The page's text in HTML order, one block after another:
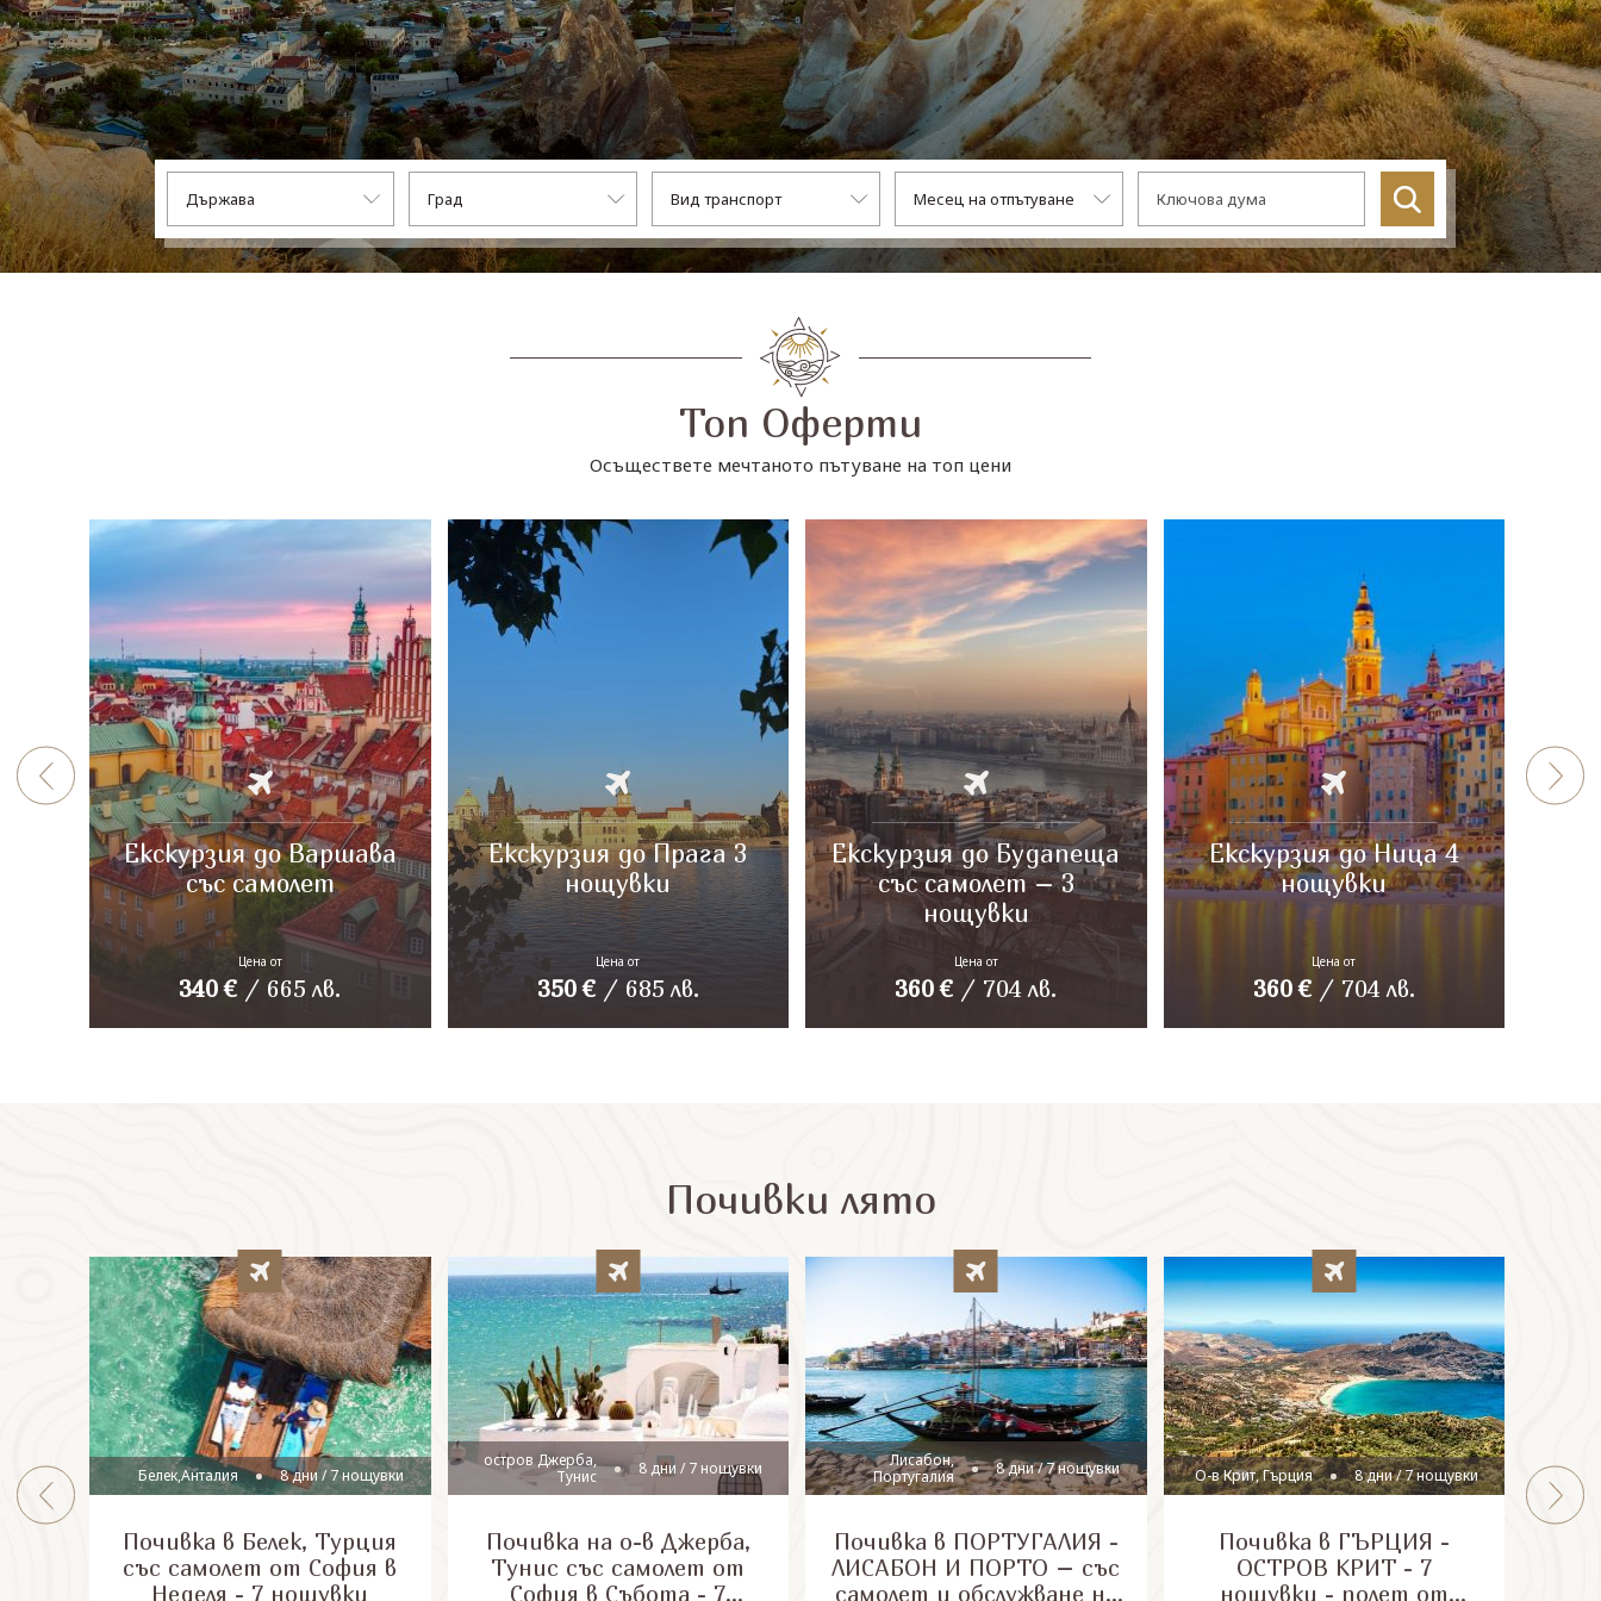
Топ Оферти
Осъществете мечтаното пътуване на топ цени
Екскурзия до Варшава
със самолет
Цена от
340 € / 665 лв.
Екскурзия до Прага 3
нощувки
Цена от
350 €/ 685 лв.
Екскурзия до Будапеща
със самолет – 3
нощувки
Цена от
360 € / 704 лв.
Екскурзия до Ница 4
нощувки
Цена от
360 €/ 704 лв.
Почивки лято
Белек,Анталия 8 дни / 7 нощувки
Почивка в Белек, Турция
със самолет от София в
Неделя - 7 нощувки
остров Джерба,
Тунис
8 дни / 7 нощувки
Почивка на о-в Джерба,
Тунис със самолет от
София в Събота - 7
Лисабон,
Португалия
8 дни / 7 нощувки
Почивка в ПОРТУГАЛИЯ -
ЛИСАБОН И ПОРТО – със
самолет и обслужване на
О-в Крит, Гърция 8 дни / 7 нощувки
Почивка в ГЪРЦИЯ -
ОСТРОВ КРИТ - 7
нощувки - полет от